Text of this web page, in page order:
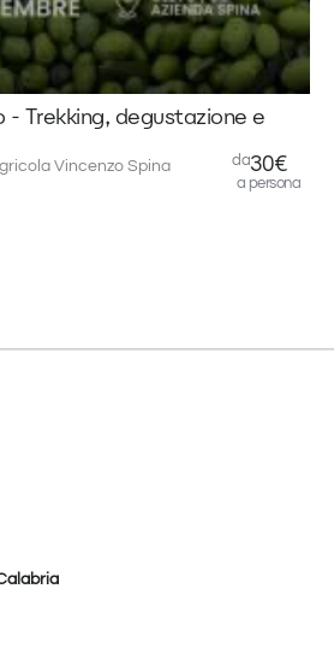
- Trekking, degustazione e
Vincenzo Spina da30€
a persona